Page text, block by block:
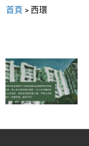
首頁 >西環